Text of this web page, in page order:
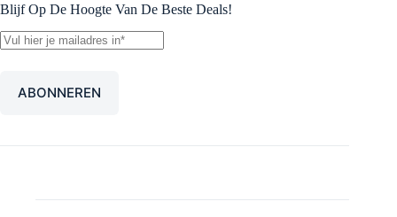
Blijf Op De Hoogte Van De Beste Deals!